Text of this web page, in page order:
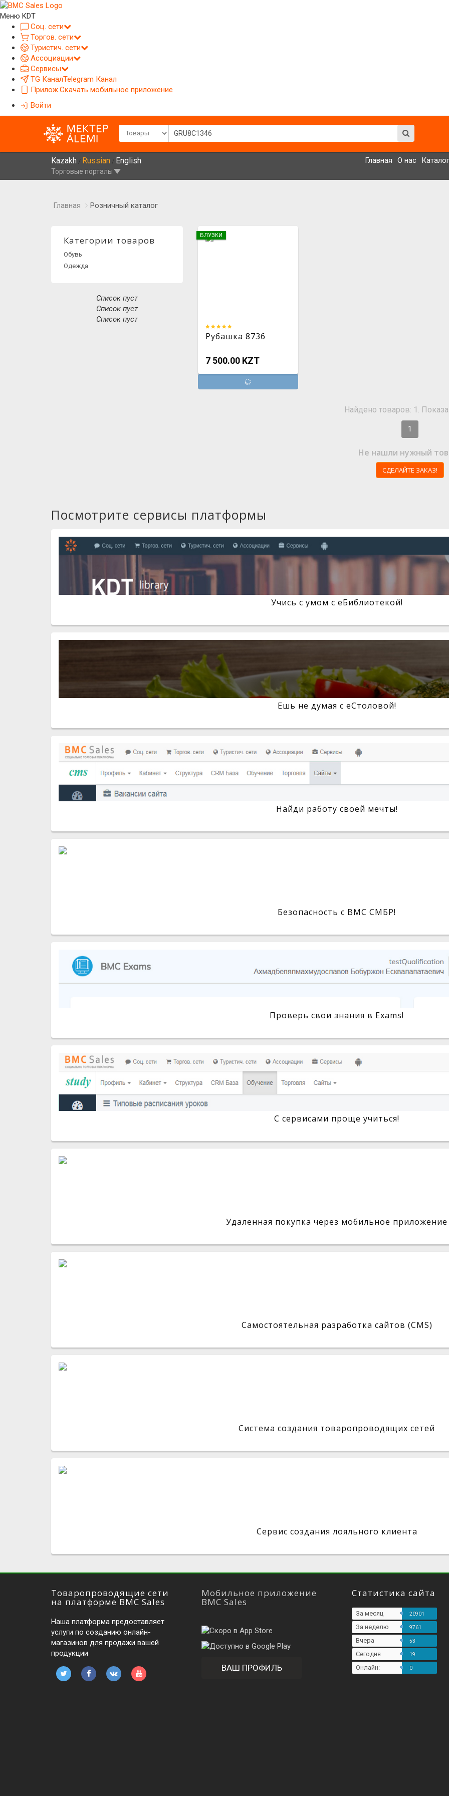
Меню KDT
Соц. сети
Торгов. сети
Туристич. сети
Ассоциации
Сервисы
TG КаналTelegram Канал
Прилож.Скачать мобильное приложение
Войти
Kazakh / Russian / English
Торговые порталы
Главная О нас Каталог
Главная Розничный каталог
Категории товаров
Обувь
Одежда
Список пуст
Список пуст
Список пуст
БЛУЗКИ
Рубашка 8736
7 500.00 KZT
Найдено товаров: 1.
1
Не нашли нужный
СДЕЛАЙТЕ ЗАКАЗ!
Посмотрите сервисы платформы
Учись с умом с eБиблиотекой!
Ешь не думая с eСтоловой!
Найди работу своей мечты!
Безопасность с BMC СМБР!
Проверь свои знания в Exams!
С сервисами проще учиться!
Удаленная покупка через мобильное приложение
Самостоятельная разработка сайтов (CMS)
Система создания товаропроводящих сетей
Сервис создания лояльного клиента
Товаропроводящие сети
на платформе BMC Sales
Наша платформа предоставляет
услуги по созданию онлайн-
магазинов для продажи вашей
продукции
Мобильное приложение
BMC Sales
ВАШ ПРОФИЛЬ
Статистика сайта
За месяц 20901
За неделю 9761
Вчера 53
Сегодня 19
Онлайн: 0